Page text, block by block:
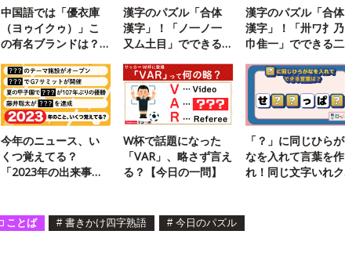
中国語では「優衣庫
（ヨゥイクゥ）」こ
の有名ブランドは？
漢字のパズル「合体
漢字」！「ノ一ノ一
又ム土目」でできる
漢字のパズル「合体
漢字」！「卅ワ扌乃
巾隹一」でできる二
今年のニュース、い
くつ覚えてる？
「2023年の出来事」
W杯で話題になった
「VAR」、略さず言え
る？【今日の一問】
「？」に同じひらが
なを入れて言葉を作
れ！同じ文字いれク
ことば # 書きかけ四字熟語 # 今日のパズル